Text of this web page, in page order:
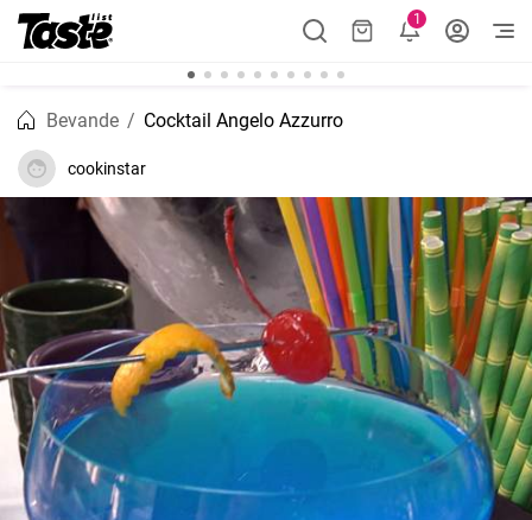
1
Bevande Cocktail Angelo Azzurro
cookinstar